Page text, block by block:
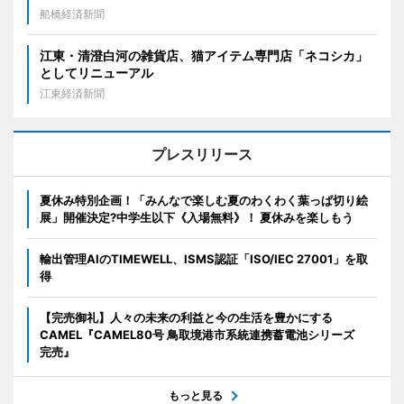
船橋経済新聞
江東・清澄白河の雑貨店、猫アイテム専門店「ネコシカ」
としてリニューアル
江東経済新聞
プレスリリース
夏休み特別企画！「みんなで楽しむ夏のわくわく葉っぱ切り絵
展」開催決定?中学生以下《入場無料》！ 夏休みを楽しもう
輸出管理AIのTIMEWELL、ISMS認証「ISO/IEC 27001」を取
得
【完売御礼】人々の未来の利益と今の生活を豊かにする
CAMEL『CAMEL80号 鳥取境港市系統連携蓄電池シリーズ
完売』
もっと見る